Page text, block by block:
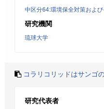
中区分64:環境保全対策およ
研究機関
琉球大学
コラリコリッドはサンゴ
研究代表者